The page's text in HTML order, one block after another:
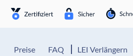
Preise FAQ LEI Verlängern